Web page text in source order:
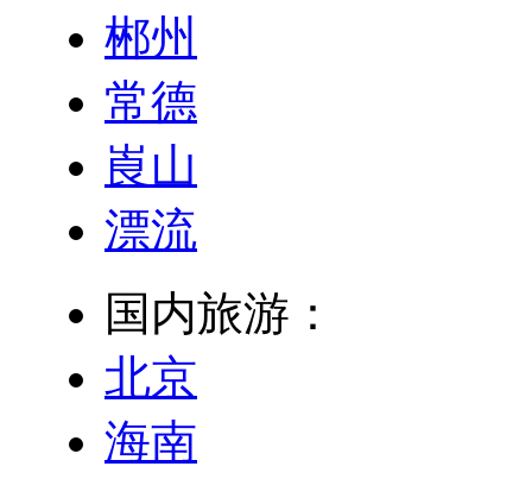
郴州
常德
崀山
漂流
国内旅游：
北京
海南